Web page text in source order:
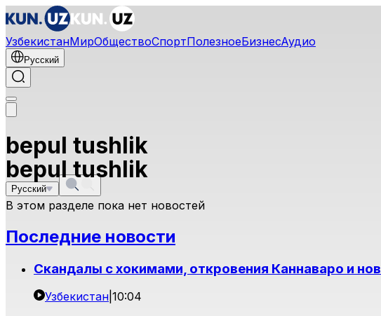
УзбекистанМирОбществоСпортПолезноеБизнесАудио
Русский
bepul tushlik
Русский
bepul tushlik
В этом разделе пока нет новостей
Последние новости
Скандалы с хокимами, откровения Каннаваро и
Узбекистан 10:04